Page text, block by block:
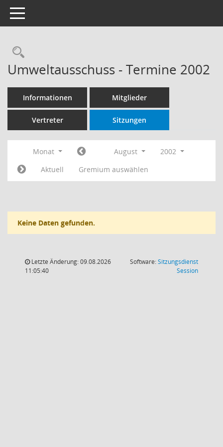
Toggle navigation
Rechercheauswahl
Umweltausschuss - Termine 2002
Informationen Mitglieder
Vertreter Sitzungen
Monat August
2002
Aktuell
Gremium auswählen
Keine Daten gefunden.
Letzte Änderung: 09.08.2026
11:05:40
Software:Sitzungsdienst
Session(Wird in